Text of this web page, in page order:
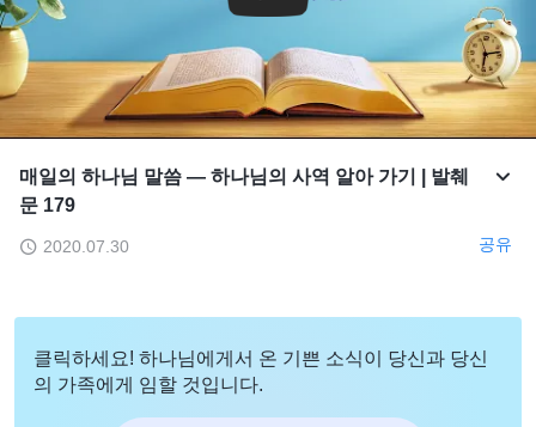
매일의 하나님 말씀 ― 하나님의 사역 알아 가기 | 발췌
문 179
2020.07.30 공유
클릭하세요! 하나님에게서 온 기쁜 소식이 당신과 당신
의 가족에게 임할 것입니다.